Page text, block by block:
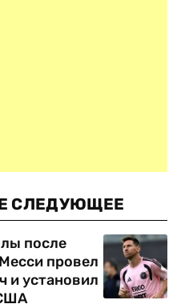
СЛЕДУЮЩЕЕ
после
провел
и установил